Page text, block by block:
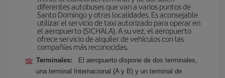
diferentes autobuses que van a varios puntos de
Santo Domingo y otras localidades. Es aconsejable
utilizar el servicio de taxi autorizado para operar en
el aeropuerto (SICHALA). A su vez, el aeropuerto
ofrece servicio de alquiler de vehículos con las
compañías más reconocidas.
Terminales:
El aeropuerto dispone de dos terminales,
una terminal Internacional (A y B) y un terminal de